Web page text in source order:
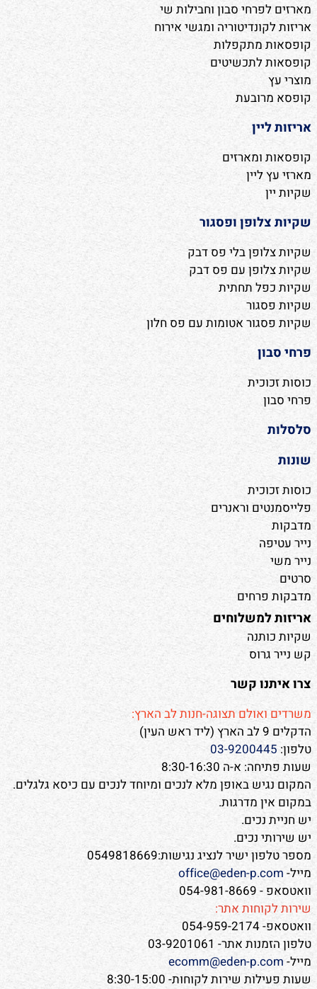
מארזים לפרחי סבון וחבילות שי
אריזות לקונדיטוריה ומגשי אירוח
קופסאות מתקפלות
קופסאות לתכשיטים
מוצרי עץ
קופסא מרובעת
אריזות ליין
קופסאות ומארזים
מארזי עץ ליין
שקיות יין
שקיות צלופן ופסגור
שקיות צלופן בלי פס דבק
שקיות צלופן עם פס דבק
שקיות כפל תחתית
שקיות פסגור
שקיות פסגור אטומות עם פס חלון
פרחי סבון
כוסות זכוכית
פרחי סבון
סלסלות
שונות
כוסות זכוכית
פלייסמנטים וראנרים
מדבקות
נייר עטיפה
נייר משי
סרטים
מדבקות פרחים
אריזות למשלוחים
שקיות כותנה
קש נייר גרוס
צרו איתנו קשר
משרדים ואולם תצוגה-חנות לב הארץ:
הדקלים 9 לב הארץ (ליד ראש העין)
טלפון: 03-9200445
שעות פתיחה: א-ה 8:30-16:30
המקום נגיש באופן מלא לנכים ומיוחד לנכים עם כיסא גלגלים.
במקום אין מדרגות.
יש חניית נכים.
יש שירותי נכים.
מספר טלפון ישיר לנציג נגישות:0549818669
מייל- office@eden-p.com
וואטסאפ - 054-981-8669
שירות לקוחות אתר:
וואטסאפ- 054-959-2174
טלפון הזמנות אתר- 03-9201061
מייל- ecomm@eden-p.com
שעות פעילות שירות לקוחות- 8:30-15:00